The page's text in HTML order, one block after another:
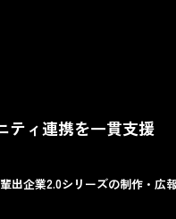
ティ連携を一貫支援
出企業2.0シリーズの制作・広